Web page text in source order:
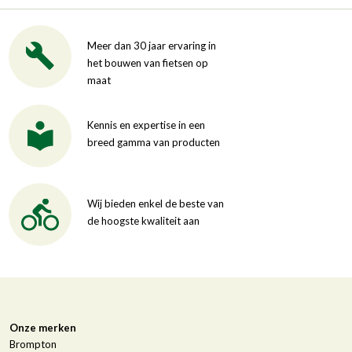
Meer dan 30 jaar ervaring in
het bouwen van fietsen op
maat
Kennis en expertise in een
breed gamma van producten
Wij bieden enkel de beste van
de hoogste kwaliteit aan
Onze merken
Brompton